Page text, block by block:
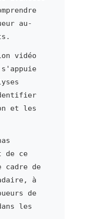
au-
vidéo
et les
de ce
cadre de
à
de
les